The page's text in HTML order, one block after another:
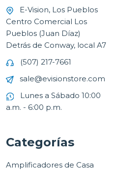
E-Vision, Los Pueblos
Centro Comercial Los
Pueblos (Juan Díaz)
Detrás de Conway, local A7
(507) 217-7661
sale@evisionstore.com
Lunes a Sábado 10:00
a.m. - 6:00 p.m.
Categorías
Amplificadores de Casa